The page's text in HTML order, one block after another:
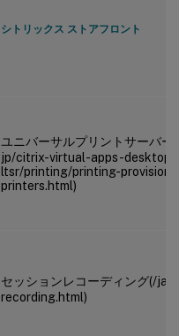
シトリックス ストアフロント
ユニバーサルプリントサーバー
jp/citrix-virtual-apps-
ltsr/printing/printing-provision-
printers.html)
セッションレコーディング(/ja-
recording.html)